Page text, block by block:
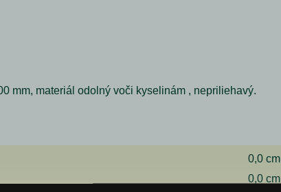
mm, materiál odolný voči kyselinám , nepriliehavý.
0,0 cm
0,0 cm